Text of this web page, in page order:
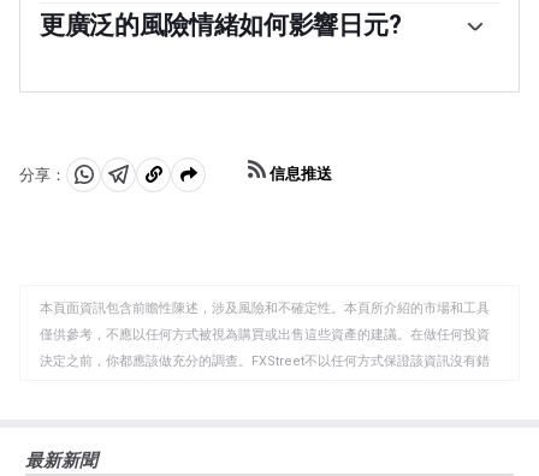
間的超寬松貨幣政策導致日元對主要貨幣貶值。最近，這
種超寬松政策的逐漸退出給日元提供了一些支持。」
與其它央行(尤其是與美聯儲(fed))的政策分歧不斷擴大。
這支撐了10年期美國國債和10年期日本國債之間利差的擴
棄超寬松政策，加上其他主要央行的降息，正在縮小這一
更廣泛的風險情緒如何影響日元?
期，投資者更有可能將資金投入日元，因為日元被認為具
分享：
分 分 複
板
信息推送
本頁面資訊包含前瞻性陳述，涉及風險和不確定性。本頁所介紹的市場和工具
僅供參考，不應以任何方式被視為購買或出售這些資產的建議。在做任何投資
決定之前，你都應該做充分的調查。FXStreet不以任何方式保證該資訊沒有錯
觀點，並不代表FXStreet或其廣告商的官方政策或立場。作者不對本頁連結的
最新新聞